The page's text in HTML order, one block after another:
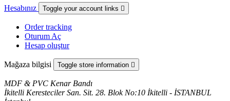
Hesabınız Toggle your account links 
Order tracking
Oturum Aç
Hesap oluştur
Mağaza bilgisi Toggle store information 
MDF & PVC Kenar Bandı
İkitelli Keresteciler San. Sit. 28. Blok No:10 İkitelli - İSTANBUL